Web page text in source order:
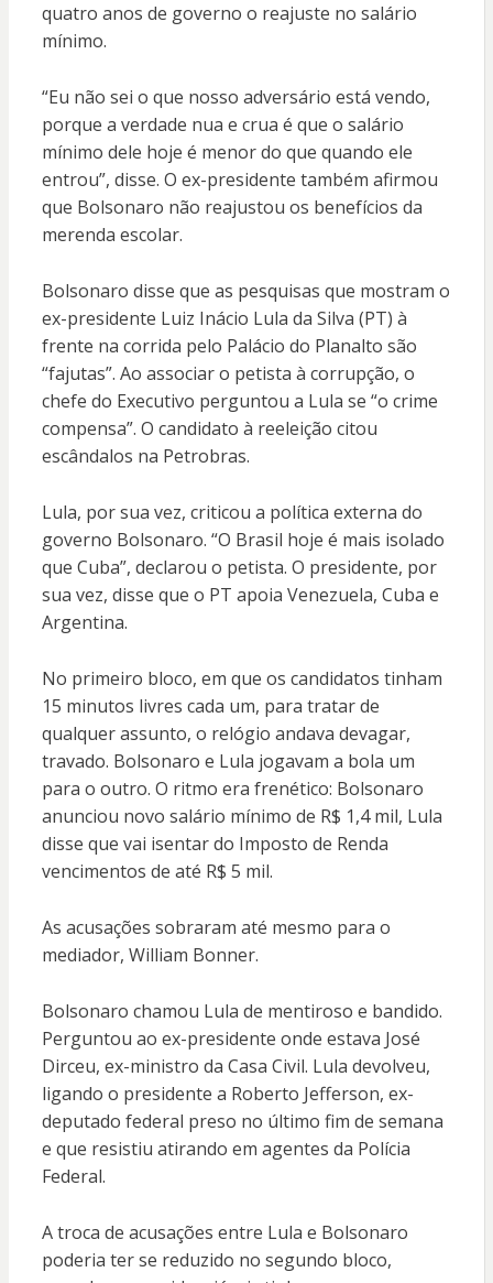
quatro anos de governo o reajuste no salário
mínimo.
“Eu não sei o que nosso adversário está vendo,
porque a verdade nua e crua é que o salário
mínimo dele hoje é menor do que quando ele
entrou”, disse. O ex-presidente também afirmou
que Bolsonaro não reajustou os benefícios da
merenda escolar.
Bolsonaro disse que as pesquisas que mostram o
ex-presidente Luiz Inácio Lula da Silva (PT) à
frente na corrida pelo Palácio do Planalto são
“fajutas”. Ao associar o petista à corrupção, o
chefe do Executivo perguntou a Lula se “o crime
compensa”. O candidato à reeleição citou
escândalos na Petrobras.
Lula, por sua vez, criticou a política externa do
governo Bolsonaro. “O Brasil hoje é mais isolado
que Cuba”, declarou o petista. O presidente, por
sua vez, disse que o PT apoia Venezuela, Cuba e
Argentina.
No primeiro bloco, em que os candidatos tinham
15 minutos livres cada um, para tratar de
qualquer assunto, o relógio andava devagar,
travado. Bolsonaro e Lula jogavam a bola um
para o outro. O ritmo era frenético: Bolsonaro
anunciou novo salário mínimo de R$ 1,4 mil, Lula
disse que vai isentar do Imposto de Renda
vencimentos de até R$ 5 mil.
As acusações sobraram até mesmo para o
mediador, William Bonner.
Bolsonaro chamou Lula de mentiroso e bandido.
Perguntou ao ex-presidente onde estava José
Dirceu, ex-ministro da Casa Civil. Lula devolveu,
ligando o presidente a Roberto Jefferson, ex-
deputado federal preso no último fim de semana
e que resistiu atirando em agentes da Polícia
Federal.
A troca de acusações entre Lula e Bolsonaro
poderia ter se reduzido no segundo bloco,